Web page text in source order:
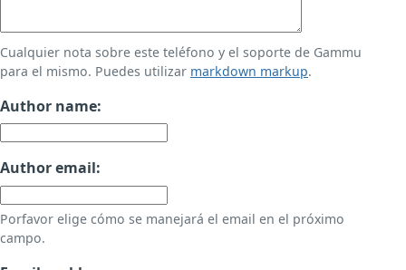
Cualquier nota sobre este teléfono y el soporte de Gammu
para el mismo. Puedes utilizar markdown markup.
Author name:
Author email:
Porfavor elige cómo se manejará el email en el próximo
campo.